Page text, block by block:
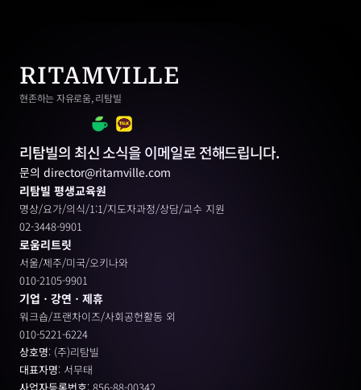
RITAMVILLE
현존하는 자유로움, 리탐빌
리탐빌의 최신 소식을 이메일로 전해드립니다.
문의 director@ritamville.com
리탐빌 평생교육원
명상/요가/의식/1:1/지도자과정/상담/교수 지원
02-3448-9901
로움리트릿
서울/제주/미국/오키나와
010-2105-9901
기업ㆍ강연ㆍ제휴
워크숍/프랜차이즈/사회공헌활동 외
010-5221-6224
상호명: (주)리탐빌
대표자명: 서무태